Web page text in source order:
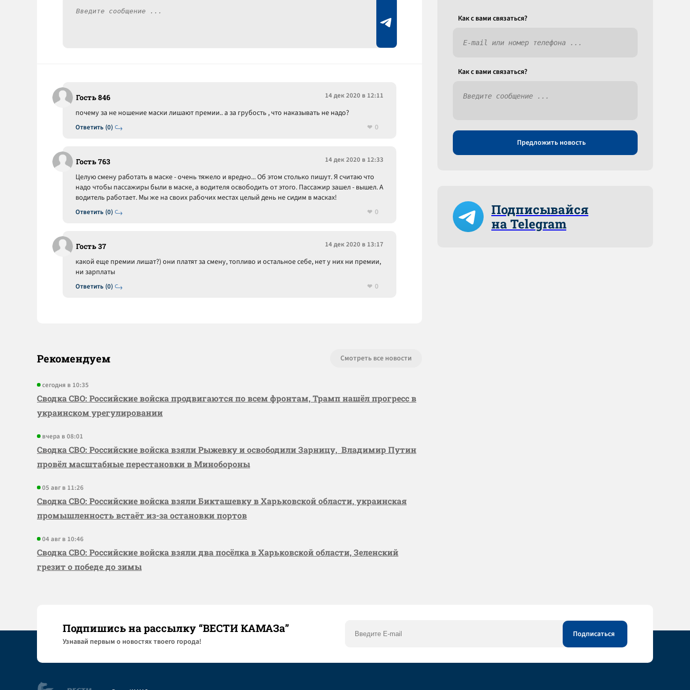
Гость 846 14 дек 2020 в 12:11
Ответить (0)
почему за не ношение маски лишают премии.. а за грубость , что наказывать не надо?
0
Гость 763 14 дек 2020 в 12:33
Ответить (0)
Целую смену работать в маске - очень тяжело и вредно... Об этом столько пишут. Я считаю что
надо чтобы пассажиры были в маске, а водителя освободить от этого. Пассажир зашел - вышел. А
водитель работает. Мы же на своих рабочих местах целый день не сидим в масках!
0
Гость 37 14 дек 2020 в 13:17
Ответить (0)
какой еще премии лишат?) они платят за смену, топливо и остальное себе, нет у них ни премии,
ни зарплаты
0
Рекомендуем Смотреть все новости
сегодня в 10:35
Сводка СВО: Российские войска продвигаются по всем фронтам, Трамп нашёл прогресс в
украинском урегулировании
вчера в 08:01
Сводка СВО: Российские войска взяли Рыжевку и освободили Зарницу, Владимир Путин
провёл масштабные перестановки в Минобороны
05 авг в 11:26
Сводка СВО: Российские войска взяли Бикташевку в Харьковской области, украинская
промышленность встаёт из-за остановки портов
04 авг в 10:46
Сводка СВО: Российские войска взяли два посёлка в Харьковской области, Зеленский
грезит о победе до зимы
Как c вами связаться?
Как c вами связаться?
Предложить новость
Подписывайся
на Telegram
Подпишись на рассылку “ВЕСТИ КАМАЗа”
Узнaвай первым о новостях твоего города!